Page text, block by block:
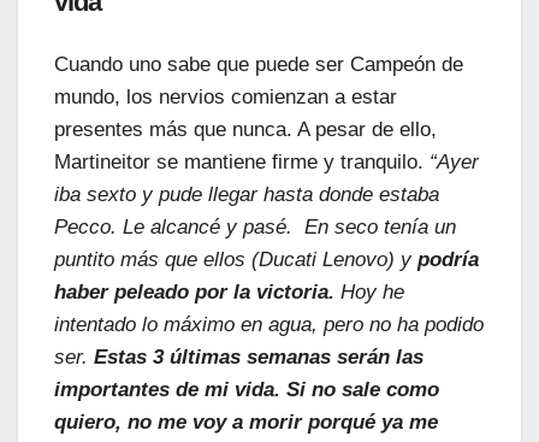
Cuando uno sabe que puede ser Campeón de
mundo, los nervios comienzan a estar
presentes más que nunca. A pesar de ello,
Martineitor se mantiene firme y tranquilo. “Ayer
iba sexto y pude llegar hasta donde estaba
Pecco. Le alcancé y pasé. En seco tenía un
puntito más que ellos (Ducati Lenovo) y podría
haber peleado por la victoria. Hoy he
intentado lo máximo en agua, pero no ha podido
ser. Estas 3 últimas semanas serán las
importantes de mi vida. Si no sale como
quiero, no me voy a morir porqué ya me